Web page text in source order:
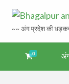
अंगिका-
~~ अंग प्रदेश की
0